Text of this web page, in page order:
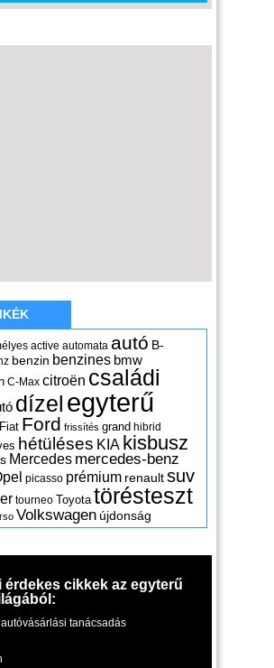
active automata autó B-
benzin benzines bmw
C-Max citroën családi
dízel egyterű
Fiat Ford frissítés grand hibrid
hétüléses KIA kisbusz
Mercedes mercedes-benz
picasso prémium renaultsuv
tourneo Toyota törésteszt
Volkswagen újdonság
érdekes cikkek az egyterű
autóvásárlási tanácsadás